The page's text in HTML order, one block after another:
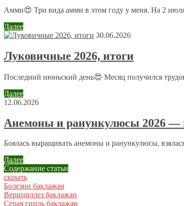
Email
Сайт
Отправляя сообщение, Вы разрешаете сбор и
Амми😍 Три вида амми в этом году у меня. На 2
Далее
30.06.2026
Луковичные 2026, итоги
Последний июньский день😍 Месяц получился
Далее
12.06.2026
Анемоны и ранункулюсы 2026 —
Боялась выращивать анемоны и ранункулюсы,
Далее
Содержание статьи
скрыть
Болезни баклажан
Верициллез баклажан
Серая гниль баклажан